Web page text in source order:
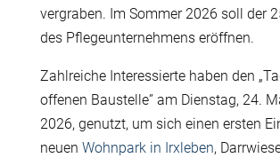
vergraben. Im Sommer 2026 soll der
des Pflegeunternehmens eröffnen.
Zahlreiche Interessierte haben den „
offenen Baustelle” am Dienstag, 24.
2026, genutzt, um sich einen ersten
neuen Wohnpark in Irxleben,